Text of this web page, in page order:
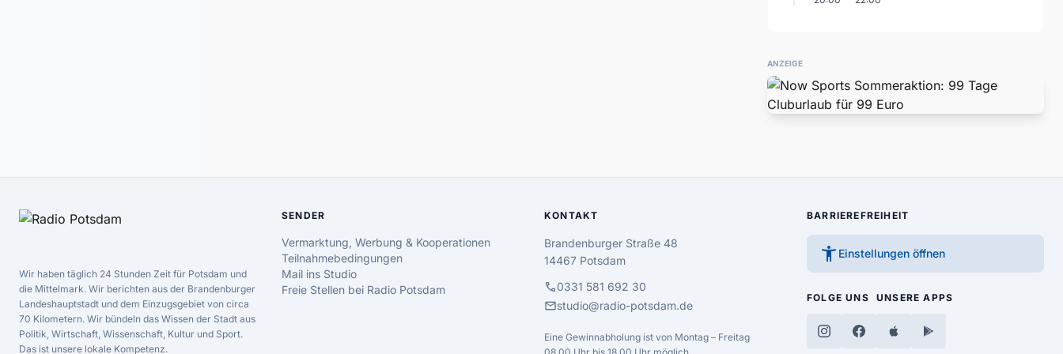
ANZEIGE
Wir haben täglich 24 Stunden Zeit für Potsdam und
die Mittelmark. Wir berichten aus der Brandenburger
Landeshauptstadt und dem Einzugsgebiet von circa
70 Kilometern. Wir bündeln das Wissen der Stadt aus
Politik, Wirtschaft, Wissenschaft, Kultur und Sport.
Das ist unsere lokale Kompetenz.
SENDER
Vermarktung, Werbung & Kooperationen
Teilnahmebedingungen
Mail ins Studio
Freie Stellen bei Radio Potsdam
KONTAKT
Brandenburger Straße 48
14467 Potsdam
call0331 581 692 30
mailstudio@radio-potsdam.de
Eine Gewinnabholung ist von Montag – Freitag
BARRIEREFREIHEIT
accessibility_new Einstellungen öffnen
FOLGE UNS UNSERE APPS